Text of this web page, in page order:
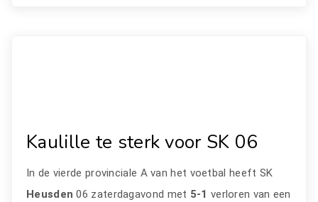
Kaulille te sterk voor SK 06
In de vierde provinciale A van het voetbal heeft SK
Heusden06 zaterdagavond met 5-1 verloren van een